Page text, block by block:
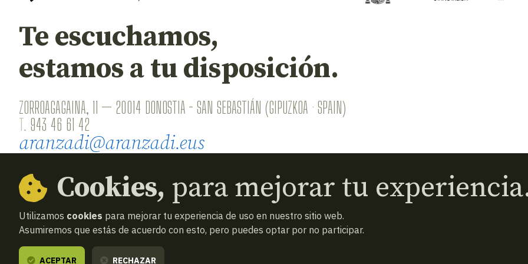
Te escuchamos,
estamos a tu disposición.
ZORROAGAGAINA, 11 — 20014 DONOSTIA - SAN SEBASTIÁN (GIPUZKOA · SPAIN)
T. 943 46 61 42
aranzadi@aranzadi.eus
Aranzadi — Zientzia elkartea
Cookies, para mejorar tu
Utilizamos cookies para mejorar tu experiencia de uso en nuestro sitio web.
Asumiremos que estás de acuerdo con esto, pero puedes optar por no participar.
ACEPTAR RECHAZAR